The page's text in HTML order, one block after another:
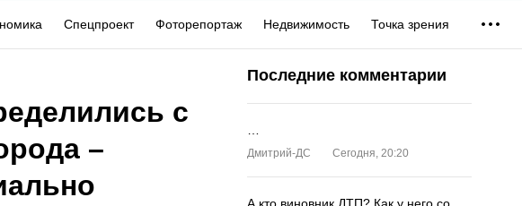
Спецпроект Фоторепортаж Недвижимость Точка зрения
с
–
Последние комментарии
Дмитрий-ДС Сегодня, 20:20